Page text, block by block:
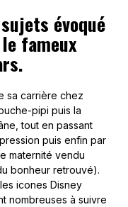
évoqué
fameux
sa carrière chez
pipi puis la
tout en passant
puis enfin par
maternité vendu
bonheur retrouvé).
icones Disney
nombreuses à suivre